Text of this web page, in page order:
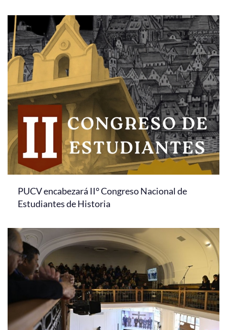
PUCV encabezará II° Congreso Nacional de
Estudiantes de Historia